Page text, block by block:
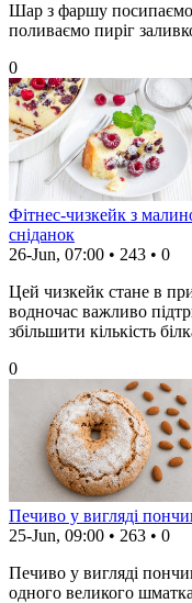
Шар з фаршу
поливаємо пиріг
0
Фітнес-чизкейк з
сніданок
26-Jun, 07:00 • 243 • 0
Цей чизкейк стане в
водночас важливо
збільшити кількість
0
Печиво у вигляді
25-Jun, 09:00 • 263 • 0
Печиво у вигляді
одного великого